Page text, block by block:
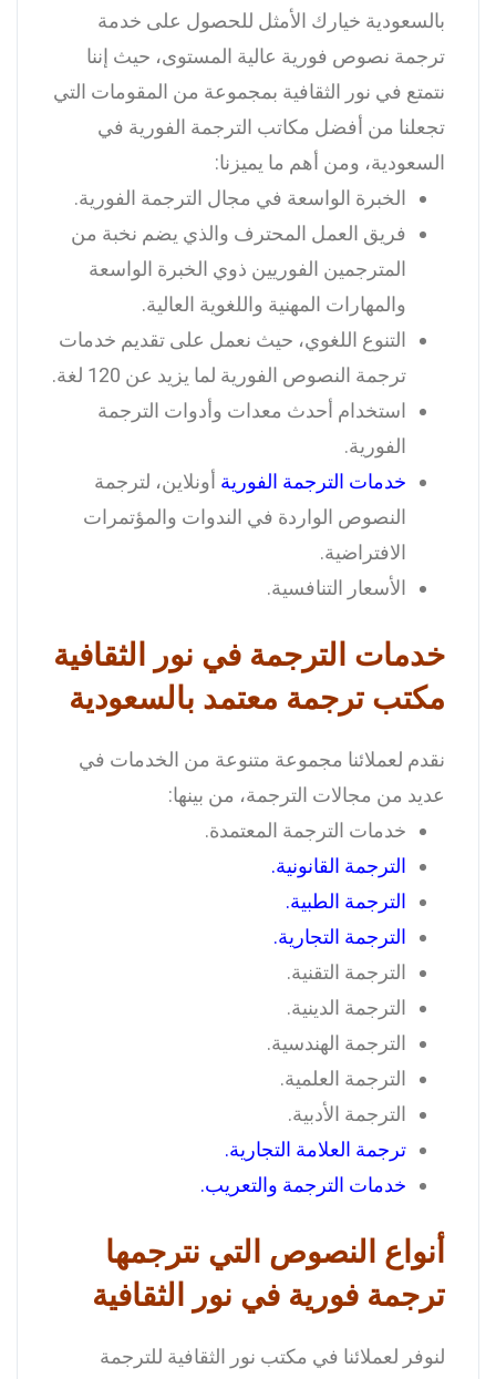
بالسعودية خيارك الأمثل للحصول على خدمة
ترجمة نصوص فورية عالية المستوى، حيث إننا
نتمتع في نور الثقافية بمجموعة من المقومات التي
تجعلنا من أفضل مكاتب الترجمة الفورية في
السعودية، ومن أهم ما يميزنا:
الخبرة الواسعة في مجال الترجمة الفورية.
فريق العمل المحترف والذي يضم نخبة من
المترجمين الفوريين ذوي الخبرة الواسعة
والمهارات المهنية واللغوية العالية.
التنوع اللغوي، حيث نعمل على تقديم خدمات
ترجمة النصوص الفورية لما يزيد عن 120 لغة.
استخدام أحدث معدات وأدوات الترجمة
الفورية.
خدمات الترجمة الفورية أونلاين، لترجمة
النصوص الواردة في الندوات والمؤتمرات
الافتراضية.
الأسعار التنافسية.
خدمات الترجمة في نور الثقافية
مكتب ترجمة معتمد بالسعودية
نقدم لعملائنا مجموعة متنوعة من الخدمات في
عديد من مجالات الترجمة، من بينها:
خدمات الترجمة المعتمدة.
الترجمة القانونية.
الترجمة الطبية.
الترجمة التجارية.
الترجمة التقنية.
الترجمة الدينية.
الترجمة الهندسية.
الترجمة العلمية.
الترجمة الأدبية.
ترجمة العلامة التجارية.
خدمات الترجمة والتعريب.
أنواع النصوص التي نترجمها
ترجمة فورية في نور الثقافية
لنوفر لعملائنا في مكتب نور الثقافية للترجمة